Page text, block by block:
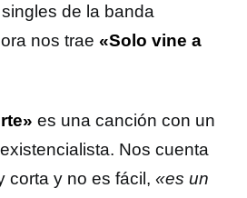
de la banda
nos trae «Solo vine a
es una canción con un
Nos cuenta
corta y no es fácil, «es un